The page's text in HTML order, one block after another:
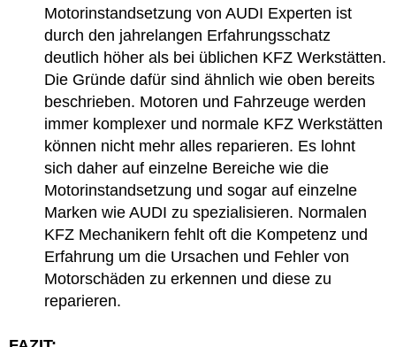
Motorinstandsetzung von AUDI Experten ist
durch den jahrelangen Erfahrungsschatz
deutlich höher als bei üblichen KFZ Werkstätten.
Die Gründe dafür sind ähnlich wie oben bereits
beschrieben. Motoren und Fahrzeuge werden
immer komplexer und normale KFZ Werkstätten
können nicht mehr alles reparieren. Es lohnt
sich daher auf einzelne Bereiche wie die
Motorinstandsetzung und sogar auf einzelne
Marken wie AUDI zu spezialisieren. Normalen
KFZ Mechanikern fehlt oft die Kompetenz und
Erfahrung um die Ursachen und Fehler von
Motorschäden zu erkennen und diese zu
reparieren.